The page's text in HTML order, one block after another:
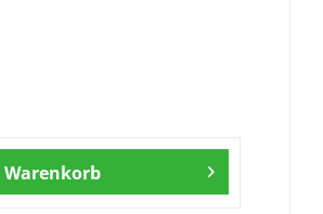
Warenkorb